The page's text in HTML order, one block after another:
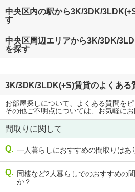
中央区内の駅から3K/3DK/
す
中央区周辺エリアから3K/3DK/
を探す
3K/3DK/3LDK(+S)賃貸のよくある
お部屋探しについて、よくある質問をピ
その他ご不明点については、お気軽にお
間取りに関して
一人暮らしにおすすめの間取りはあ
同棲など2人暮らしでのおすすめの
か？